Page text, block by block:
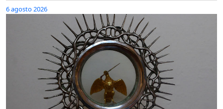
6 agosto 2026